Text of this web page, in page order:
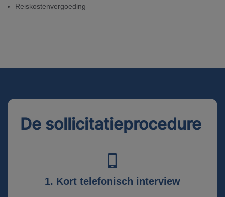
Reiskostenvergoeding
De sollicitatieprocedure
1. Kort telefonisch interview